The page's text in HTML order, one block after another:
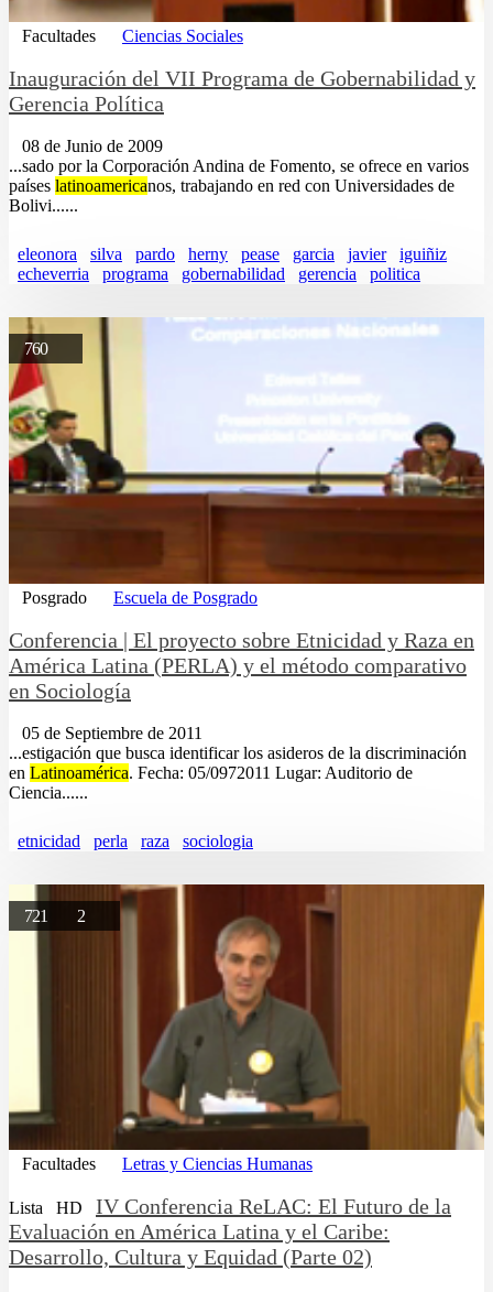
Facultades Ciencias Sociales
Inauguración del VII Programa de Gobernabilidad y
Gerencia Política
08 de Junio de 2009
...sado por la Corporación Andina de Fomento, se ofrece en varios
países latinoamericanos, trabajando en red con Universidades de
Bolivi......
eleonora silva pardo herny pease garcia javier
iguiñiz
echeverria
programa gobernabilidad gerencia politica
760
Posgrado Escuela de Posgrado
Conferencia | El proyecto sobre Etnicidad y Raza en
América Latina (PERLA) y el método comparativo
en Sociología
05 de Septiembre de 2011
...estigación que busca identificar los asideros de la discriminación
en Latinoamérica. Fecha: 05/0972011 Lugar: Auditorio de
Ciencia......
etnicidad perla raza sociologia
721 2
Facultades Letras y Ciencias Humanas
Lista HD
IV Conferencia ReLAC: El Futuro de la
Evaluación en América Latina y el Caribe:
Desarrollo, Cultura y Equidad (Parte 02)